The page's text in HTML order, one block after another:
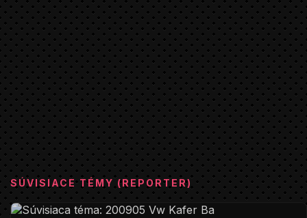
SÚVISIACE TÉMY (REPORTER)